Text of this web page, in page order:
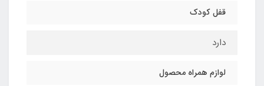
قفل كودك
دارد
لوازم همراه محصول